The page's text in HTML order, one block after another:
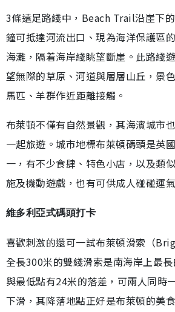
3條遠足路綫中，Beach Trail沿崖下
鐘可抵達河流出口、現為海洋保護區
海灘，隔着海岸綫眺望斷崖。此路綫
望無際的草原、河道與層層山丘，景
馬匹、羊群作近距離接觸。
布萊頓不僅有自然景觀，其海濱城市
一起旅遊。城市地標布萊頓碼頭是英
一，有不少食肆、特色小店，以及類
施及機動遊戲，也有可供成人碰碰運
維多利亞式碼頭打卡
喜歡刺激的還可一試布萊頓滑索（
全長300米的雙綫滑索是南海岸上最
與最低點有24米的落差，可兩人同時
下滑，其降落地點正好是布萊頓的美